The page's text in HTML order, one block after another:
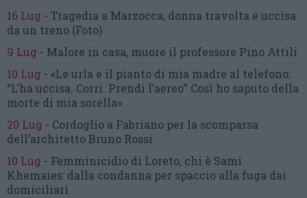
16 Lug - Tragedia a Marzocca, donna travolta e uccisa
da un treno (Foto)
9 Lug - Malore in casa, muore il professore Pino Attili
10 Lug - «Le urla e il pianto di mia madre al telefono:
“L’ha uccisa. Corri. Prendi l’aereo” Così ho saputo della
morte di mia sorella»
20 Lug - Cordoglio a Fabriano per la scomparsa
dell’architetto Bruno Rossi
10 Lug - Femminicidio di Loreto, chi è Sami
Khemaies: dalla condanna per spaccio alla fuga dai
domiciliari